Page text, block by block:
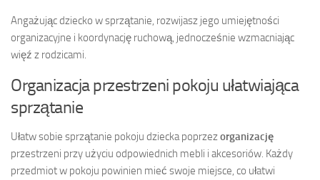
Angażując dziecko w sprzątanie, rozwijasz jego umiejętności
organizacyjne i koordynację ruchową, jednocześnie wzmacniając
więź z rodzicami.
Organizacja przestrzeni pokoju ułatwiająca
sprzątanie
Ułatw sobie sprzątanie pokoju dziecka poprzezorganizację
przestrzeni przy użyciu odpowiednich mebli i akcesoriów. Każdy
przedmiot w pokoju powinien mieć swoje miejsce, co ułatwi